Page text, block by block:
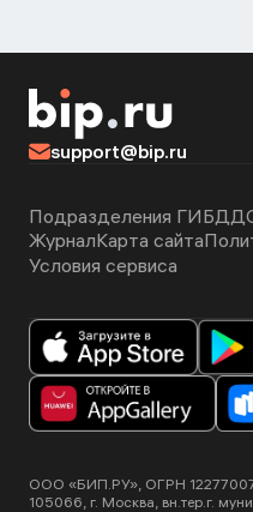
support@bip.ru
Подразделения ГИБДД
ЖурналКарта сайта
Условия сервиса
ООО «БИП.РУ», ОГРН
105066, г. Москва, вн.тер.г.